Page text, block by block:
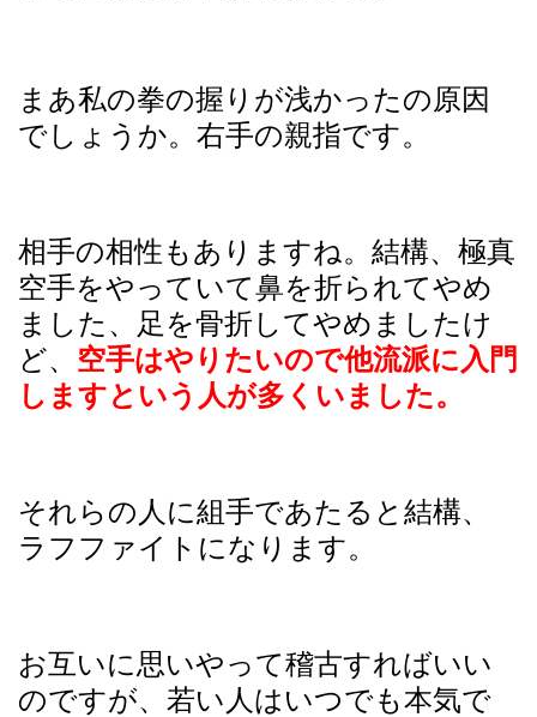
まあ私の拳の握りが浅かったの原因
でしょうか。右手の親指です。
相手の相性もありますね。結構、極真
空手をやっていて鼻を折られてやめ
ました、足を骨折してやめましたけ
ど、 空手はやりたいので他流派に入門
しますという人が多くいました。
それらの人に組手であたると結構、
ラフファイトになります。
お互いに思いやって稽古すればいい
のですが、若い人はいつでも本気で